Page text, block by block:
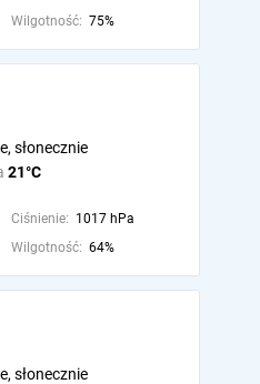
Wilgotność: 75%
21°C
słonecznie
Ciśnienie: 1017 hPa
Wilgotność: 64%
słonecznie